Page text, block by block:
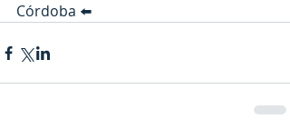
Córdoba ⬅️